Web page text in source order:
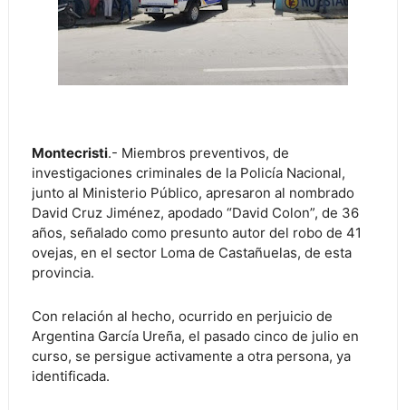
Montecristi.- Miembros preventivos, de
investigaciones criminales de la Policía Nacional,
junto al Ministerio Público, apresaron al nombrado
David Cruz Jiménez, apodado “David Colon”, de 36
años, señalado como presunto autor del robo de 41
ovejas, en el sector Loma de Castañuelas, de esta
provincia.
Con relación al hecho, ocurrido en perjuicio de
Argentina García Ureña, el pasado cinco de julio en
curso, se persigue activamente a otra persona, ya
identificada.